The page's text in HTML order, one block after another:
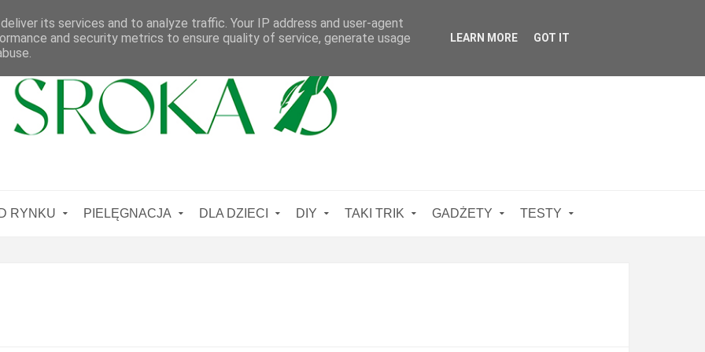
RYNKU PIELĘGNACJA DLA DZIECI DIY TAKI TRIK GADŻETY TESTY
its services and to analyze traffic. Your IP address and user-agent
and security metrics to ensure quality of service, generate usage
LEARN MORE GOT IT